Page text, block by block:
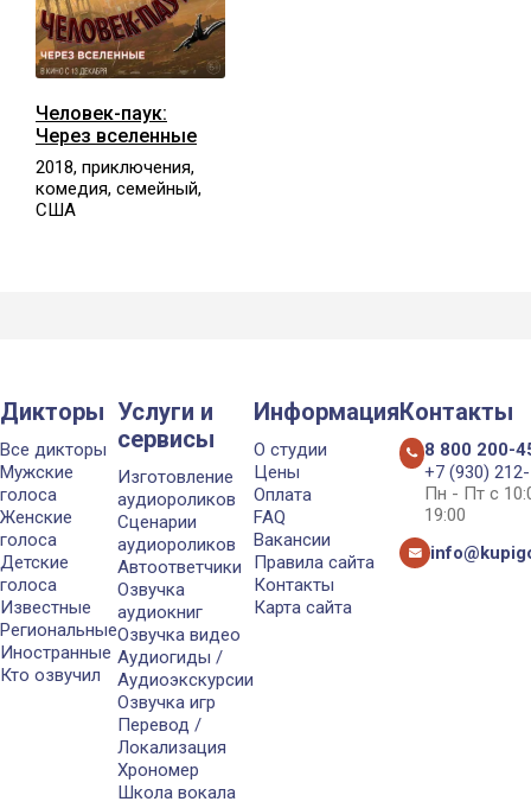
Человек-паук:
Через вселенные
2018, приключения,
комедия, семейный,
США
Дикторы
Все дикторы
Мужские
голоса
Женские
голоса
Детские
голоса
Известные
Региональные
Иностранные
Кто озвучил
Услуги и
сервисы
Изготовление
аудиороликов
Сценарии
аудиороликов
Автоответчики
Озвучка
аудиокниг
Озвучка видео
Аудиогиды /
Аудиоэкскурсии
Озвучка игр
Перевод /
Локализация
Хрономер
Школа вокала
Информация
О студии
Цены
Оплата
FAQ
Вакансии
Правила сайта
Контакты
Карта сайта
Контакты
8 800 200-
+7 (930)
Пн - Пт с
19:00